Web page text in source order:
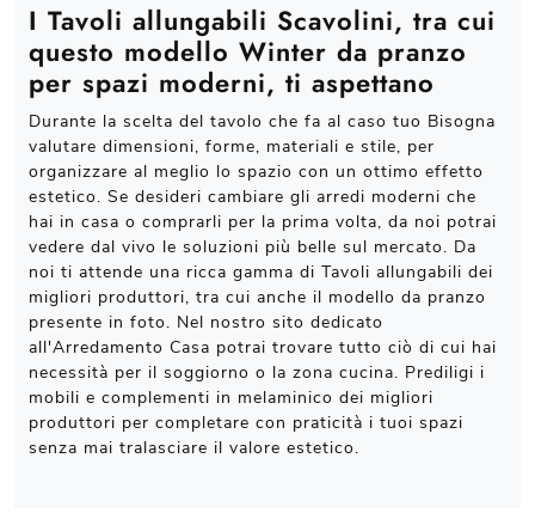
I Tavoli allungabili Scavolini, tra cui
questo modello Winter da pranzo
per spazi moderni, ti aspettano
Durante la scelta del tavolo che fa al caso tuo Bisogna
valutare dimensioni, forme, materiali e stile, per
organizzare al meglio lo spazio con un ottimo effetto
estetico. Se desideri cambiare gli arredi moderni che
hai in casa o comprarli per la prima volta, da noi potrai
vedere dal vivo le soluzioni più belle sul mercato. Da
noi ti attende una ricca gamma di Tavoli allungabili dei
migliori produttori, tra cui anche il modello da pranzo
presente in foto. Nel nostro sito dedicato
all'Arredamento Casa potrai trovare tutto ciò di cui hai
necessità per il soggiorno o la zona cucina. Prediligi i
mobili e complementi in melaminico dei migliori
produttori per completare con praticità i tuoi spazi
senza mai tralasciare il valore estetico.